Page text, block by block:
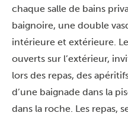
chaque salle de bains
baignoire, une double
intérieure et extérieure.
ouverts sur l’extérieur,
lors des repas, des
d’une baignade dans la
dans la roche. Les repas,